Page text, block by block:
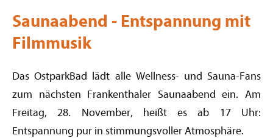
Saunaabend - Entspannung mit
Filmmusik
Das OstparkBad lädt alle Wellness- und Sauna-Fans
zum nächsten Frankenthaler Saunaabend ein. Am
Freitag, 28. November, heißt es ab 17 Uhr:
Entspannung pur in stimmungsvoller Atmosphäre.